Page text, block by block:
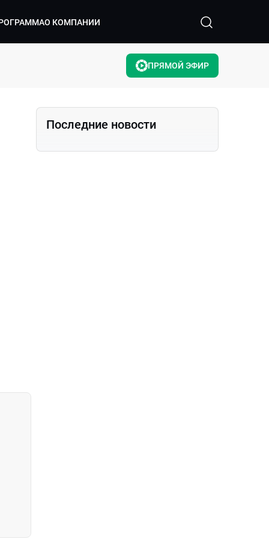
О КОМПАНИИ
ПРЯМОЙ ЭФИР
Последние новости